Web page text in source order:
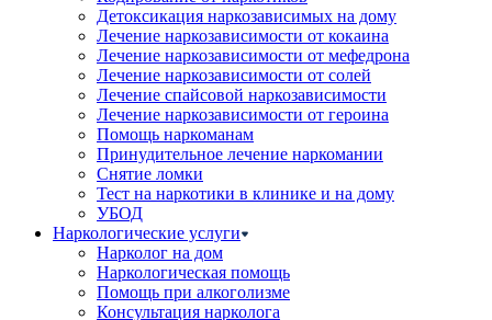
Детоксикация наркозависимых на дому
Лечение наркозависимости от кокаина
Лечение наркозависимости от мефедрона
Лечение наркозависимости от солей
Лечение спайсовой наркозависимости
Лечение наркозависимости от героина
Помощь наркоманам
Принудительное лечение наркомании
Снятие ломки
Тест на наркотики в клинике и на дому
УБОД
Наркологические услуги
Нарколог на дом
Наркологическая помощь
Помощь при алкоголизме
Консультация нарколога